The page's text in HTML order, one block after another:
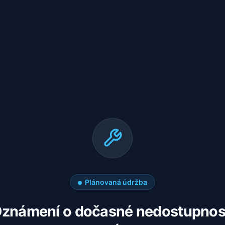
Plánovaná údržba
o dočasné